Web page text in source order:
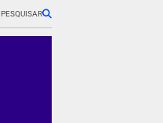
PESQUISAR